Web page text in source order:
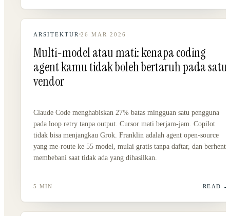
ARSITEKTUR 26 MAR 2026
Multi-model atau mati: kenapa coding
agent kamu tidak boleh bertaruh pada satu
vendor
Claude Code menghabiskan 27% batas mingguan satu pengguna
pada loop retry tanpa output. Cursor mati berjam-jam. Copilot
tidak bisa menjangkau Grok. Franklin adalah agent open-source
yang me-route ke 55 model, mulai gratis tanpa daftar, dan berhenti
membebani saat tidak ada yang dihasilkan.
5 MIN READ